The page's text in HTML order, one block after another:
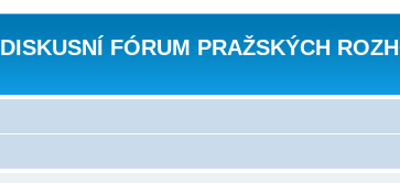
DISKUSNÍ FÓRUM PRAŽSKÝCH